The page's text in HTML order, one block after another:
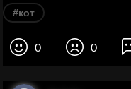
#кот
0 0